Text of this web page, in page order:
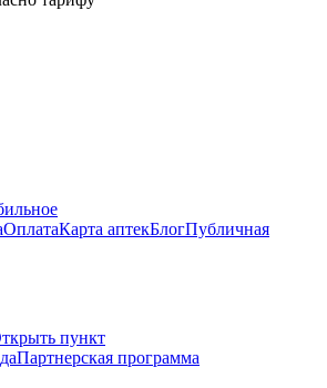
ОплатаКарта аптекБлогПубличная
пункт
Партнерская программа